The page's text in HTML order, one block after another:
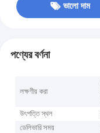
ভালো দাম
পণ্যের বর্ণনা
লক্ষণীয় করা
উৎপত্তি স্থল
ডেলিভারি সময়